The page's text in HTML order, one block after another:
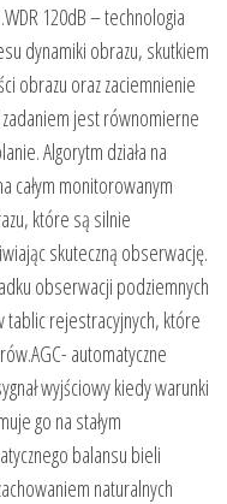
120dB – technologia
dynamiki obrazu, skutkiem
obrazu oraz zaciemnienie
zadaniem jest równomierne
Algorytm działa na
całym monitorowanym
które są silnie
skuteczną obserwację.
obserwacji podziemnych
tablic rejestracyjnych, które
automatyczne
wyjściowy kiedy warunki
go na stałym
balansu bieli
naturalnych